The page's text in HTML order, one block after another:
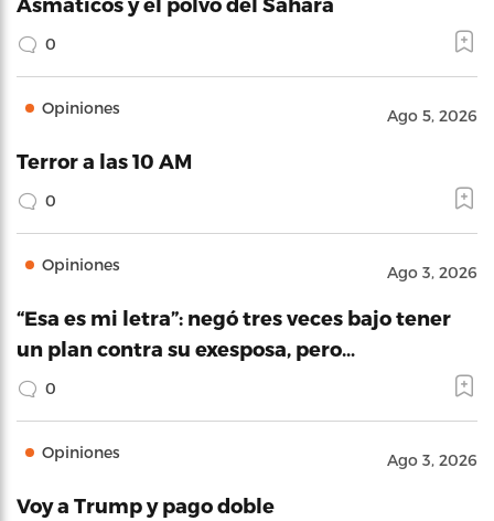
0
Opiniones Ago 5, 2026
Terror a las 10 AM
0
Opiniones Ago 3, 2026
“Esa es mi letra”: negó tres veces bajo tener
un plan contra su exesposa, pero…
0
Opiniones Ago 3, 2026
Voy a Trump y pago doble